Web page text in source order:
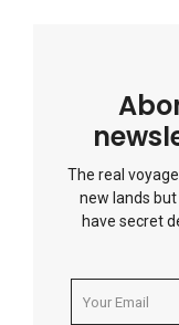
The real
new lands
have secret